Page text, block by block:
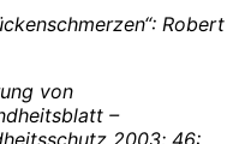
Robert
von
–